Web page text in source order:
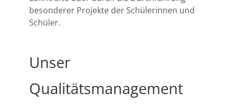
besonderer Projekte der Schülerinnen und
Schüler.
Unser
Qualitätsmanagement